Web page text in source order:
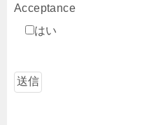
Acceptance
はい